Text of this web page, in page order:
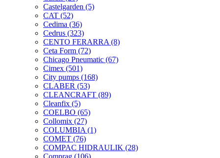
Castelgarden (5)
CAT (52)
Cedima (36)
Cedrus (323)
CENTO FERARRA (8)
Ceta Form (72)
Chicago Pneumatic (67)
Cimex (501)
City pumps (168)
CLABER (53)
CLEANCRAFT (89)
Cleanfix (5)
COELBO (65)
Collomix (27)
COLUMBIA (1)
COMET (76)
COMPAC HIDRAULIK (28)
Comprag (106)